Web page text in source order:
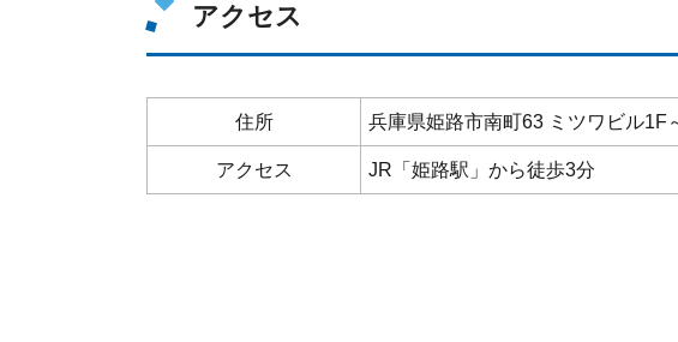
アクセス
住所 兵庫県姫路市南町63 ミツワビル1F
アクセス JR「姫路駅」から徒歩3分